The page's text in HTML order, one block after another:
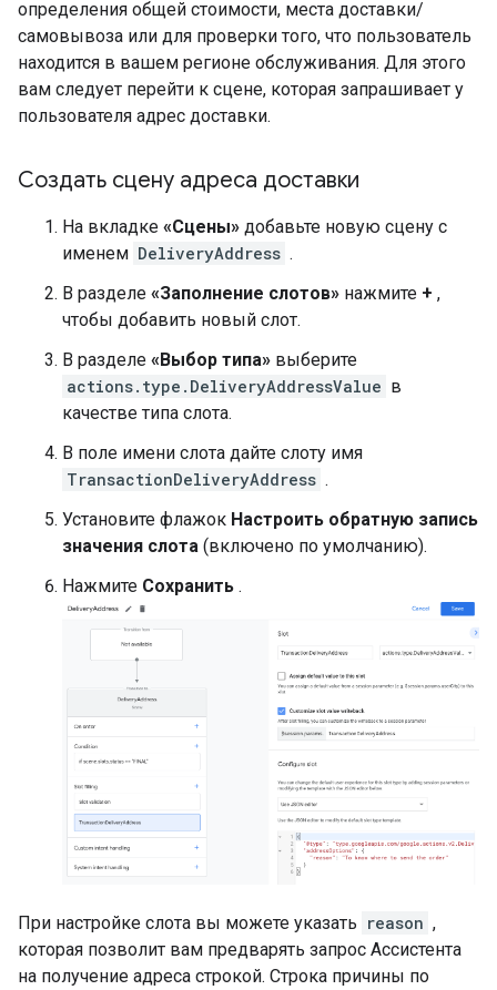
определения общей стоимости, места доставки/
самовывоза или для проверки того, что пользователь
находится в вашем регионе обслуживания. Для этого
вам следует перейти к сцене, которая запрашивает у
пользователя адрес доставки.
Создать сцену адреса доставки
На вкладке «Сцены» добавьте новую сцену с
именем DeliveryAddress .
В разделе «Заполнение слотов» нажмите + ,
чтобы добавить новый слот.
В разделе «Выбор типа» выберите
actions.type.DeliveryAddressValue в
качестве типа слота.
В поле имени слота дайте слоту имя
TransactionDeliveryAddress .
Установите флажок Настроить обратную запись
значения слота (включено по умолчанию).
Нажмите Сохранить .
При настройке слота вы можете указать reason ,
которая позволит вам предварять запрос Ассистента
на получение адреса строкой. Строка причины по